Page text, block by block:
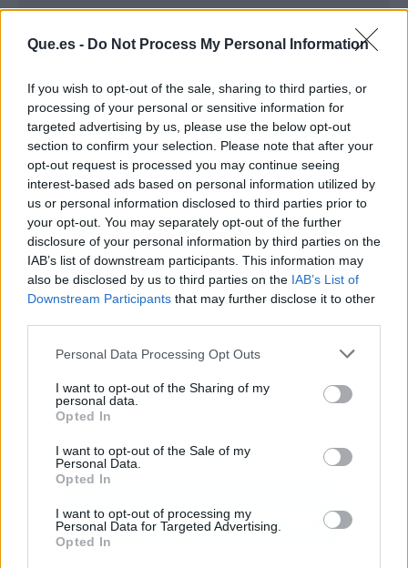
Que.es - Do Not Process My Personal Information
If you wish to opt-out of the sale, sharing to third parties, or
processing of your personal or sensitive information for
targeted advertising by us, please use the below opt-out
section to confirm your selection. Please note that after your
opt-out request is processed you may continue seeing
interest-based ads based on personal information utilized by
us or personal information disclosed to third parties prior to
your opt-out. You may separately opt-out of the further
disclosure of your personal information by third parties on the
IAB’s list of downstream participants. This information may
also be disclosed by us to third parties on the IAB’s List of
Downstream Participants that may further disclose it to other
Personal Data Processing Opt Outs
I want to opt-out of the Sharing of my
personal data.
Opted In
I want to opt-out of the Sale of my
Personal Data.
Opted In
I want to opt-out of processing my
Personal Data for Targeted Advertising.
Opted In
Publicidad